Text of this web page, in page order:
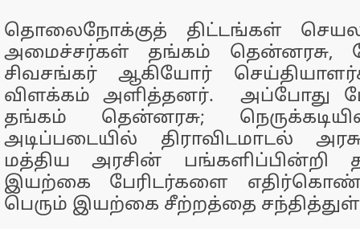
தொலைநோக்குத் திட்டங்கள்
அமைச்சர்கள் தங்கம் தென்னரசு,
சிவசங்கர் ஆகியோர்
விளக்கம் அளித்தனர். அப்போது
தங்கம் தென்னரசு;
அடிப்படையில் திராவிடமாடல்
மத்திய அரசின் பங்களிப்பின்றி
இயற்கை பேரிடர்களை
பெரும் இயற்கை சீற்றத்தை